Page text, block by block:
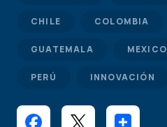
CHILE COLOMBIA
GUATEMALA MEXICO
PERÚ INNOVACIÓN